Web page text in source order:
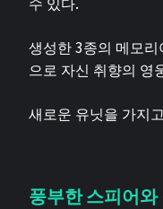
생성한 3종의 메모리
으로 자신 취향의 영
새로운 유닛을 가지
풍부한 스피어